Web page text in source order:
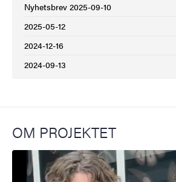
Nyhetsbrev 2025-09-10
(Extern länk)
2025-05-12
(Extern länk)
2024-12-16
(Extern länk)
2024-09-13
(Extern länk)
OM PROJEKTET